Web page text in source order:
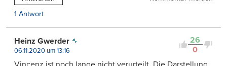
1 Antwort
26
0
Heinz Gwerder
06.11.2020 um 13:16